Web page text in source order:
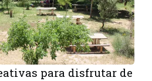
para disfrutar de